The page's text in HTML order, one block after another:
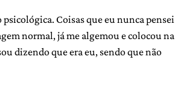
Coisas que eu nunca pensei
normal, já me algemou e colocou na
dizendo que era eu, sendo que não